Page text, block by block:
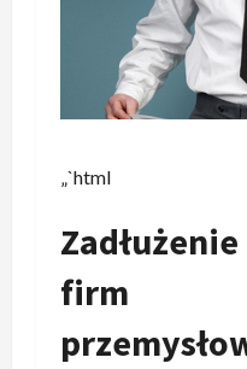
„`html
Zadłużenie
firm